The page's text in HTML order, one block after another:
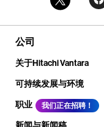
公司
关于Hitachi Vantara
可持续发展与环境
职业
我们正在招聘！